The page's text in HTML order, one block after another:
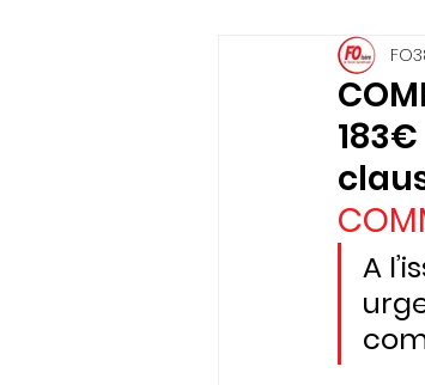
ASSEMBLEE GENERALE
REVENDICATIONS
ELECTIONS
A